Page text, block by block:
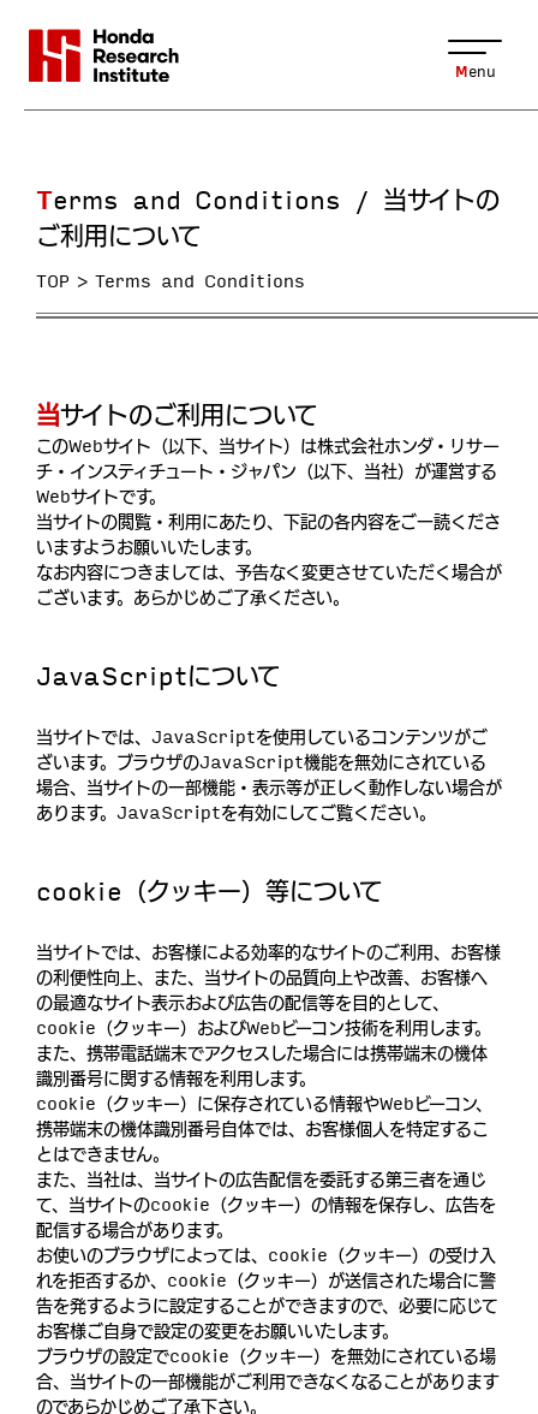
Menu
Terms and Conditions / 当サイトの
ご利用について
TOP Terms and Conditions
当サイトのご利用について
このWebサイト（以下、当サイト）は株式会社ホンダ・リサー
チ・インスティチュート・ジャパン（以下、当社）が運営する
Webサイトです。
当サイトの閲覧・利用にあたり、下記の各内容をご一読くださ
いますようお願いいたします。
なお内容につきましては、予告なく変更させていただく場合が
ございます。あらかじめご了承ください。
JavaScriptについて
当サイトでは、JavaScriptを使⽤しているコンテンツがご
ざいます。ブラウザのJavaScript機能を無効にされている
場合、当サイトの⼀部機能・表⽰等が正しく動作しない場合が
あります。JavaScriptを有効にしてご覧ください。
cookie（クッキー）等について
当サイトでは、お客様による効率的なサイトのご利用、お客様
の利便性向上、また、当サイトの品質向上や改善、お客様へ
の最適なサイト表示および広告の配信等を目的として、
cookie（クッキー）およびWebビーコン技術を利用します。
また、携帯電話端末でアクセスした場合には携帯端末の機体
識別番号に関する情報を利用します。
cookie（クッキー）に保存されている情報やWebビーコン、
携帯端末の機体識別番号自体では、お客様個人を特定するこ
とはできません。
また、当社は、当サイトの広告配信を委託する第三者を通じ
て、当サイトのcookie（クッキー）の情報を保存し、広告を
配信する場合があります。
お使いのブラウザによっては、cookie（クッキー）の受け入
れを拒否するか、cookie（クッキー）が送信された場合に警
告を発するように設定することができますので、必要に応じて
お客様ご自身で設定の変更をお願いいたします。
ブラウザの設定でcookie（クッキー）を無効にされている場
合、当サイトの一部機能がご利用できなくなることがあります
のであらかじめご了承下さい。